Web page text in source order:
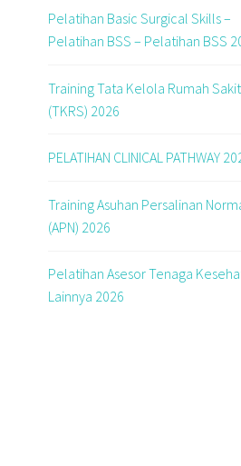
Pelatihan Basic Surgical Skills –
Pelatihan BSS – Pelatihan BSS
Training Tata Kelola Rumah Sakit
(TKRS) 2026
PELATIHAN CLINICAL PATHWAY
Training Asuhan Persalinan
(APN) 2026
Pelatihan Asesor Tenaga
Lainnya 2026